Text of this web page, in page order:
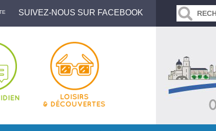
SUIVEZ-NOUS SUR FACEBOOK